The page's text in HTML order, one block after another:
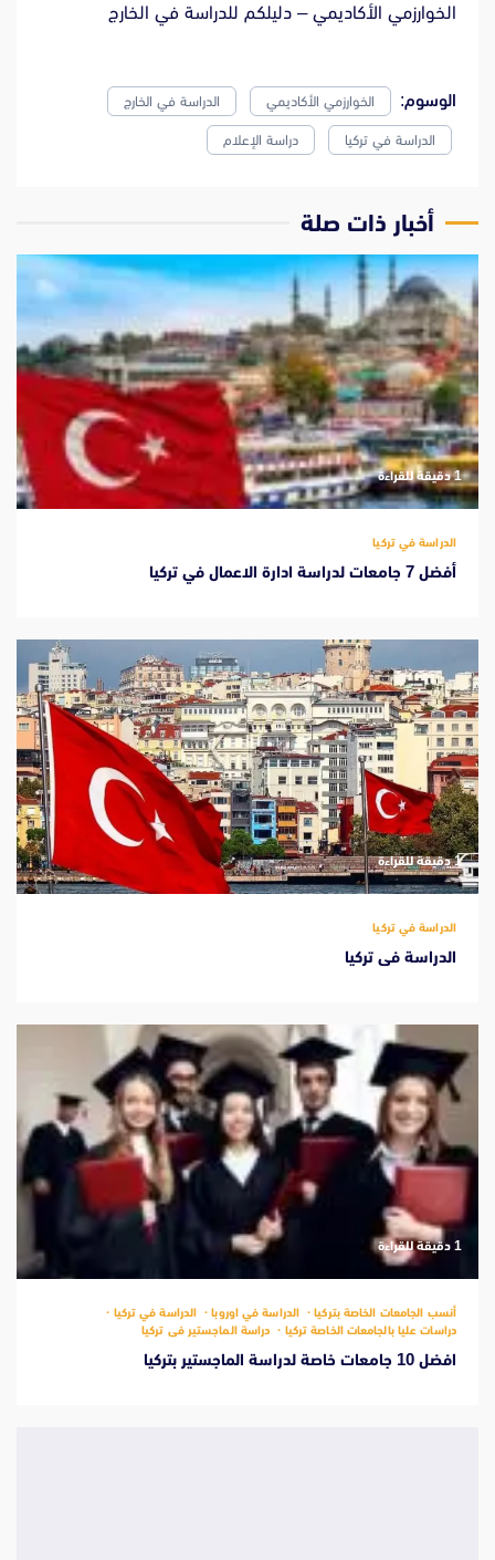
الخوارزمي الأكاديمي – دليلكم للدراسة في الخارج
الوسوم: الخوارزمي الأكاديمي الدراسة في الخارج
الدراسة في تركيا دراسة الإعلام
‫أخبار ذات صلة
‫1 دقيقة للقراءة
الدراسة في تركيا
أفضل 7 جامعات لدراسة ادارة الاعمال في تركيا
‫1 دقيقة للقراءة
الدراسة في تركيا
الدراسة فى تركيا
‫1 دقيقة للقراءة
أنسب الجامعات الخاصة بتركيا الدراسة في اوروبا
الدراسة في تركيا
دراسات عليا بالجامعات الخاصة تركيا
دراسة الماجستير فى تركيا
افضل 10 جامعات خاصة لدراسة الماجستير بتركيا